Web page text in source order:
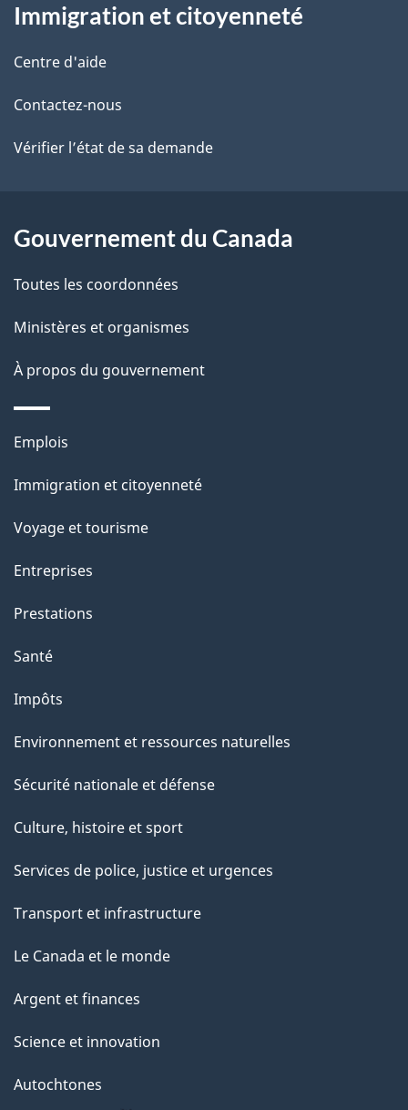
i
l
s
d
l
p
a
g
e
propos
de
ce
site
Immigration et citoyenneté
Centre d'aide
Contactez-nous
Vérifier l’état de sa demande
Gouvernement du Canada
Toutes les coordonnées
Ministères et organismes
À propos du gouvernement
Thèmes
sujets
Emplois
Immigration et citoyenneté
Voyage et tourisme
Entreprises
Prestations
Santé
Impôts
Environnement et ressources naturelles
Sécurité nationale et défense
Culture, histoire et sport
Services de police, justice et urgences
Transport et infrastructure
Le Canada et le monde
Argent et finances
Science et innovation
Autochtones